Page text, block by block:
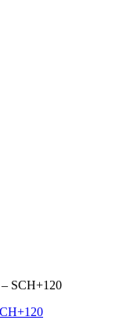
SCH+120